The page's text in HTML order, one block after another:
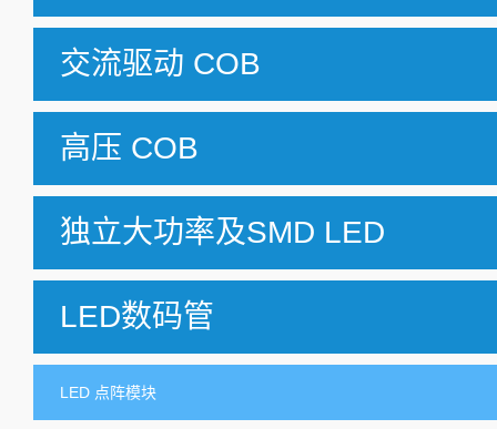
交流驱动 COB
高压 COB
独立大功率及SMD LED
LED数码管
LED 点阵模块